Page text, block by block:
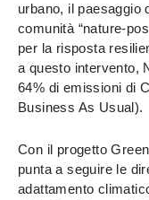
urbano, il paesaggio
comunità “nature-
per la risposta
a questo intervento,
64% di emissioni di
Business As Usual).
Con il progetto
punta a seguire le
adattamento